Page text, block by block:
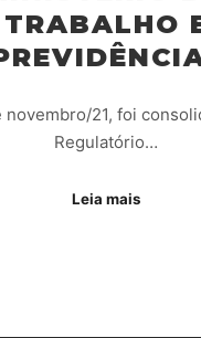
TRABALHO
novembro/21, foi
Regulatório…
Leia mais